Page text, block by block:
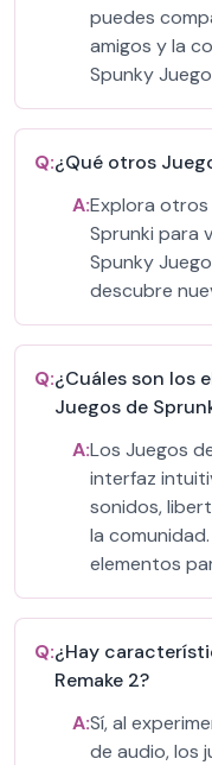
puedes
amigos y la
Spunky
Q:¿Qué otros
A:Explora
Sprunki para
Spunky
descubre
Q:¿Cuáles son los
Juegos de
A:Los Juegos
interfaz
sonidos,
la
elementos
Q:¿Hay
Remake 2?
A:Sí, al
de audio, los